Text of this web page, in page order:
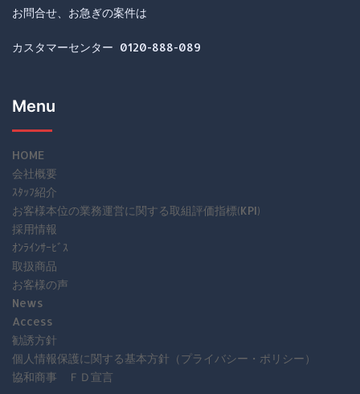
お問合せ、お急ぎの案件は
カスタマーセンター 0120-888-089
Menu
HOME
会社概要
ｽﾀｯﾌ紹介
お客様本位の業務運営に関する取組評価指標(KPI)
採用情報
ｵﾝﾗｲﾝｻｰﾋﾞｽ
取扱商品
お客様の声
News
Access
勧誘方針
個人情報保護に関する基本方針（プライバシー・ポリシー）
協和商事 ＦＤ宣言